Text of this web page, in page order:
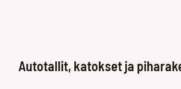
Autotallit, katokset ja